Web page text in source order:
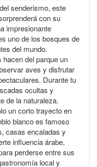
senderismo, este
con su
impresionante
uno de los bosques de
del mundo.
del parque un
aves y disfrutar
Durante tu
ocultas y
de la naturaleza.
un corto trayecto en
blanco es famoso
casas encaladas y
influencia árabe,
perderse entre sus
local y